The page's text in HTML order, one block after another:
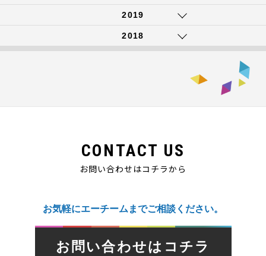
2019
2018
CONTACT US
お問い合わせはコチラから
お気軽にエーチームまでご相談ください。
お問い合わせはコチラ